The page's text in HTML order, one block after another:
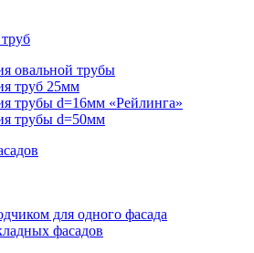
овальной трубы
труб 25мм
трубы d=16мм «Рейлинга»
трубы d=50мм
для одного фасада
фасадов